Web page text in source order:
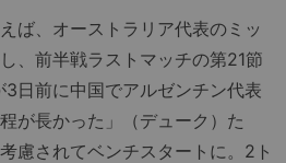
ば、オーストラリア代表のミッ
、前半戦ラストマッチの第21節
日前に中国でアルゼンチン代表
が長かった」（デューク）た
慮されてベンチスタートに。2ト